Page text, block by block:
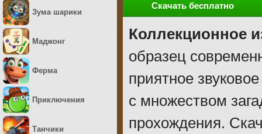
Скачать бесплатно
Коллекционное
образец
приятное
с множеством
прохождения.
Зума шарики
Маджонг
Ферма
Приключения
Танчики